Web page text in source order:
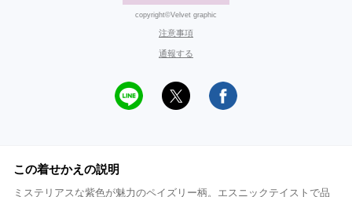
copyright©Velvet graphic
注意事項
通報する
この着せかえの説明
ミステリアスな紫色が魅力のペイズリー柄。エスニックテイストで品